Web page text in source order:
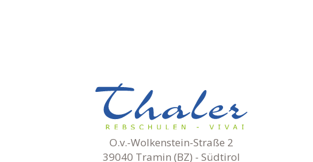
O.v.-Wolkenstein-Straße 2
39040 Tramin (BZ) - Südtirol